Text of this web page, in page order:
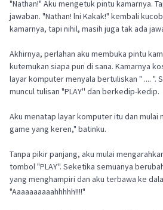
"Nathan!" Aku mengetuk pintu kamarnya.
jawaban. "Nathan! lni Kakak!" kembali
kamarnya, tapi nihil, masih juga tak ada
Akhirnya, perlahan aku membuka pintu
kutemukan siapa pun di sana. Kamarnya
layar komputer menyala bertuliskan " .... ".
muncul tulisan "PLAY'' dan berkedip-kedip.
Aku menatap layar komputer itu dan mulai
game yang keren," batinku.
Tanpa pikir panjang, aku mulai
tombol "PLAY''. Seketika semuanya
yang menghampiri dan aku terbawa ke
"Aaaaaaaaaahhhhh!!!!"